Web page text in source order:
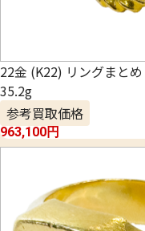
22金 (K22) リングまとめ
35.2g
参考買取価格
963,100円